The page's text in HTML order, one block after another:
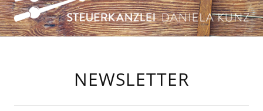
NEWSLETTER